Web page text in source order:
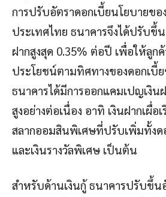
การปรับอัตราดอกเบี้ยนโยบายขอ
ประเทศไทย ธนาคารจึงได้ปรับขึ้
ฝากสูงสุด 0.35% ต่อปี เพื่อให้ลูก
ประโยชน์ตามทิศทางของดอกเบี้
ธนาคารได้มีการออกแคมเปญเงิ
สูงอย่างต่อเนื่อง อาทิ เงินฝากเผื่อ
สลากออมสินพิเศษที่ปรับเพิ่มทั้งด
และเงินรางวัลพิเศษ เป็นต้น
สำหรับด้านเงินกู้ ธนาคารปรับขึ้น